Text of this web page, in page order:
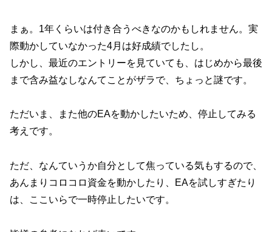
まぁ。1年くらいは付き合うべきなのかもしれません。実
際動かしていなかった4月は好成績でしたし。
しかし、最近のエントリーを見ていても、はじめから最後
まで含み益なしなんてことがザラで、ちょっと謎です。
ただいま、また他のEAを動かしたいため、停止してみる
考えです。
ただ、なんていうか自分として焦っている気もするので、
あんまりコロコロ資金を動かしたり、EAを試しすぎたり
は、ここいらで一時停止したいです。